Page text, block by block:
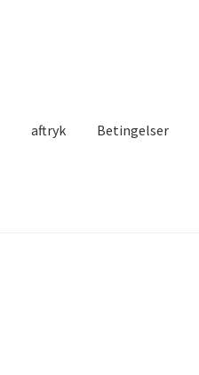
aftryk Betingelser